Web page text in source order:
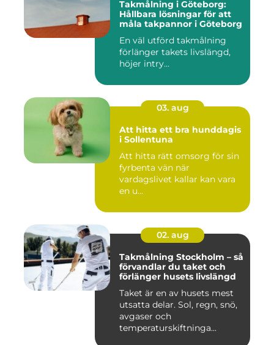
Takmålning i Göteborg:
Hållbara lösningar för att
måla takpannor i Göteborg
En väl utförd takmålning
förlänger takets livslängd,
höjer intry...
03. aug
Att hitta ett bra hunddagis
i Sollentuna
Att hitta rätt omsorg för sin
fyrbenta vän när
vardagslivet kallar kan vara
en u...
02. aug
Takmålning Stockholm – så
förvandlar du taket och
förlänger husets livslängd
Taket är en av husets mest
utsatta delar. Sol, regn, snö,
avgaser och
temperaturskiftninga...